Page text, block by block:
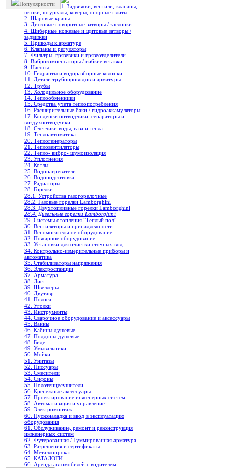
Популярности
1. Задвижки, вентили, клапаны,
штоки, штурвалы, коверы, опорные плиты...
2. Шаровые краны
3. Дисковые поворотные затворы / заслонки
4. Шиберные ножевые и щитовые затворы /
задвижки
5. Приводы к арматуре
6. Клапаны и регуляторы
7. Фильтры, грязевики и грязеотделители
8. Виброкомпенсаторы / гибкие вставки
9. Насосы
10. Гидранты и водоразборные колонки
11. Детали трубопроводов и арматуры
12. Трубы
13. Холодильное oборудование
14. Теплообменники
15. Средства учета теплопотребления
16. Расширительные баки / гидроаккамуляторы
17. Конденсатоотводчики, сепараторы и
воздухоотводчики
18. Счетчики воды, газа и тепла
19. Теплоавтоматика
20. Теплогенераторы
21. Тепловентиляторы
22. Тепло- вибро- шумоизоляция
23. Уплотнения
24. Котлы
25. Водонагреватели
26. Водоподготовка
27. Радиаторы
28. Горелки
28.1. Устройства газогорелочные
28.2. Газовые горелки Lamborghini
28.3. Двухтопливные горелки Lamborghini
28.4. Дизельные горелки Lamborghini
29. Системы отопления "Теплый пол"
30. Вентиляторы и принадлежности
31. Вспомогательное оборудование
32. Пожарное оборудование
33. Установки для очистки сточных вод
34. Контрольно-измерительные приборы и
автоматика
35. Стабилизаторы напряжения
36. Электростанции
37. Арматура
38. Лист
39. Швеллеры
40. Двутавр
41. Полоса
42. Уголки
43. Инструменты
44. Сварочное оборудование и аксессуары
45. Ванны
46. Кабины душевые
47. Поддоны душевые
48. Биде
49. Умывальники
50. Мойки
51. Унитазы
52. Писсуары
53. Смесители
54. Сифоны
55. Полотенцесушители
56. Крепежные аксессуары
57. Проектирование инженерных систем
58. Автоматизация и управление
59. Электромонтаж
60. Пусконаладка и ввод в эксплуатацию
оборудования
61. Обслуживание, ремонт и реконструкция
инженерных систем
62. Футерованная / Гуммированная арматура
63. Разрешения и сертификаты
64. Металлопрокат
65. КАТАЛОГИ
66. Аренда автомобилей с водителем.